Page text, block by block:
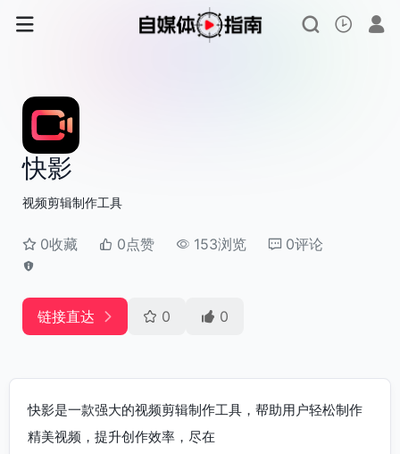
快影
视频剪辑制作工具
0收藏 0点赞 153浏览 0评论
链接直达 0 0
快影是一款强大的视频剪辑制作工具，帮助用户轻松制作
精美视频，提升创作效率，尽在